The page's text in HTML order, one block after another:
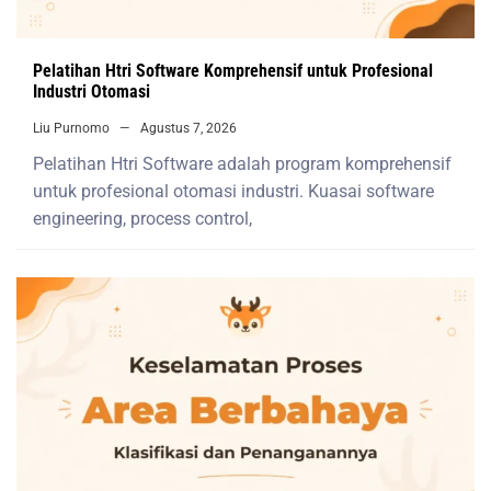
Pelatihan Htri Software Komprehensif untuk Profesional
Industri Otomasi
Liu Purnomo Agustus 7, 2026
Pelatihan Htri Software adalah program komprehensif
untuk profesional otomasi industri. Kuasai software
engineering, process control,